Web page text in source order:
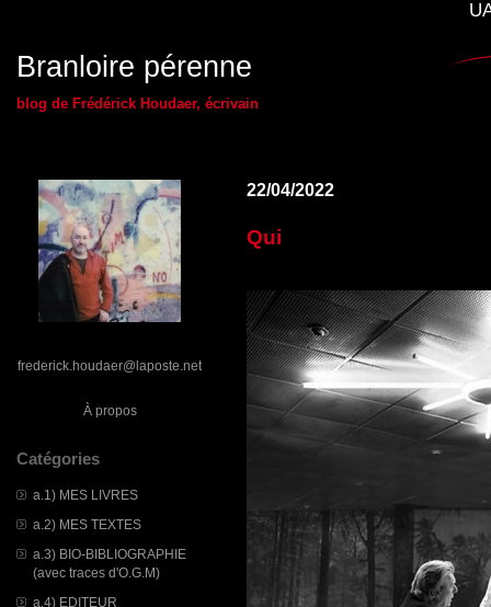
Branloire pérenne
blog de Frédérick Houdaer, écrivain
frederick.houdaer@laposte.net
À propos
Catégories
a.1) MES LIVRES
a.2) MES TEXTES
a.3) BIO-BIBLIOGRAPHIE
(avec traces d'O.G.M)
a.4) EDITEUR
22/04/2022
Qui